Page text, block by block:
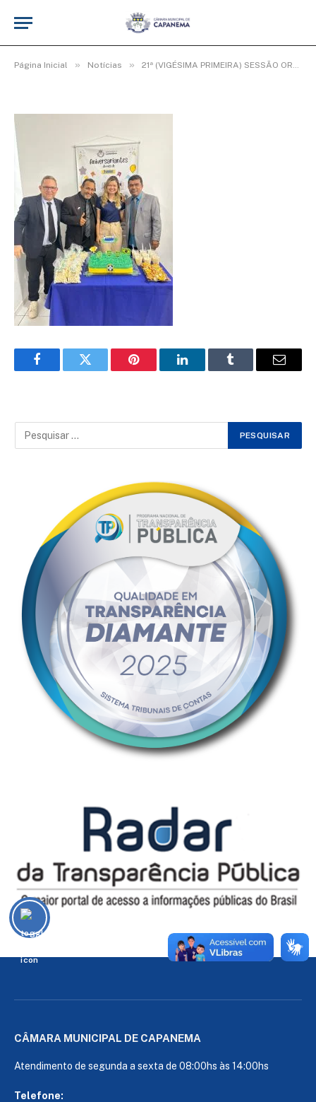
Página Inicial » Notícias » 21ª (VIGÉSIMA PRIMEIRA) SESSÃO ORDINÁRIA DO 3º PERÍODO LEGISLATIVO DA 20ª LEGISLATURA.
WhatsApp Image 2026-06-26 at 17.40.47
FacebookTwitter Pinterest LinkedInTumblr Email
CÂMARA MUNICIPAL DE CAPANEMA
Atendimento de segunda a sexta de 08:00hs às 14:00hs
Telefone: